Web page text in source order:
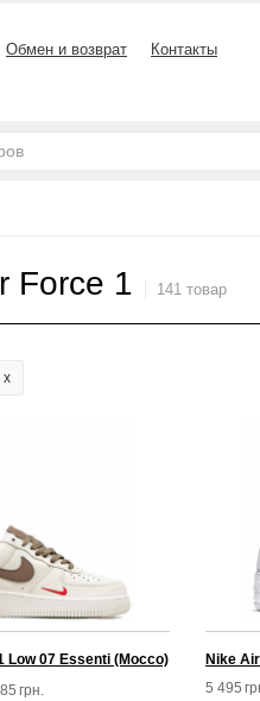
Обмен и возврат
Контакты
Force 1 141 товар
Low 07 Essenti (Mocco)
грн.
Nike
5 495